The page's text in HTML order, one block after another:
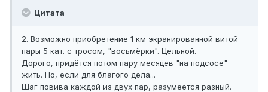
Цитата
2. Возможно приобретение 1 км экранированной витой
пары 5 кат. с тросом, "восьмёрки". Цельной.
Дорого, придётся потом пару месяцев "на подсосе"
жить. Но, если для благого дела...
Шаг повива каждой из двух пар, разумеется разный.